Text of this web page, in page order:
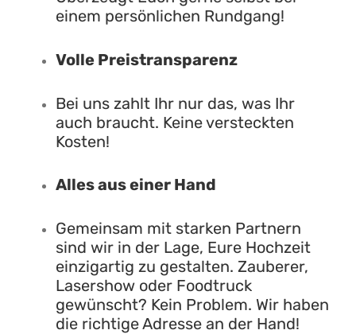
einem persönlichen Rundgang!
Volle Preistransparenz
Bei uns zahlt Ihr nur das, was Ihr
auch braucht. Keine versteckten
Kosten!
Alles aus einer Hand
Gemeinsam mit starken Partnern
sind wir in der Lage, Eure Hochzeit
einzigartig zu gestalten. Zauberer,
Lasershow oder Foodtruck
gewünscht? Kein Problem. Wir haben
die richtige Adresse an der Hand!